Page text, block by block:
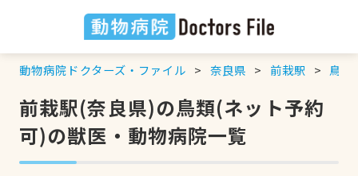
動物病院ドクターズ・ファイル 奈良県 前栽駅 鳥類
前栽駅(奈良県)の鳥類(ネット予約
可)の獣医・動物病院一覧